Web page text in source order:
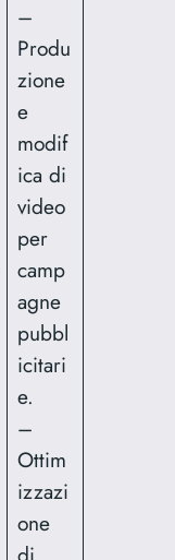
–
Produ
zione
e
modif
ica di
video
per
camp
agne
pubbl
icitari
e.
–
Ottim
izzazi
one